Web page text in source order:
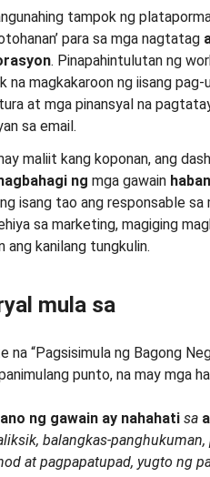
tampok ng
para sa mga nagtatag
. Pinapahintulutan ng
na magkakaroon ng iisang
at mga pinansyal na
sa email.
maliit kang koponan, ang
ng mga gawain
isang tao ang responsable
sa marketing, magiging
ang kanilang tungkulin.
mula sa
na “Pagsisimula ng Bagong
punto, na may mga
ng gawain ay nahahati sa
balangkas-
at pagpapatupad, yugto ng